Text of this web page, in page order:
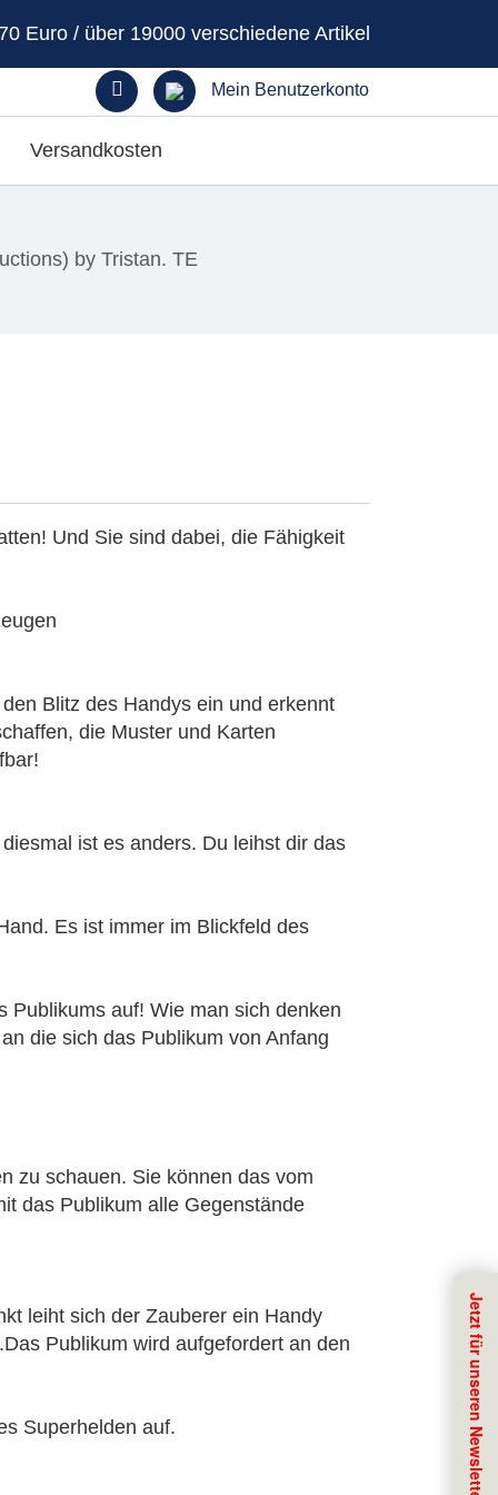
Euro / über 19000 verschiedene Artikel
Mein Benutzerkonto
Versandkosten
by Tristan. TE
Und Sie sind dabei, die Fähigkeit
Blitz des Handys ein und erkennt
die Muster und Karten
ist es anders. Du leihst dir das
Es ist immer im Blickfeld des
Publikums auf! Wie man sich denken
die sich das Publikum von Anfang
zu schauen. Sie können das vom
das Publikum alle Gegenstände
leiht sich der Zauberer ein Handy
Publikum wird aufgefordert an den
Superhelden auf.